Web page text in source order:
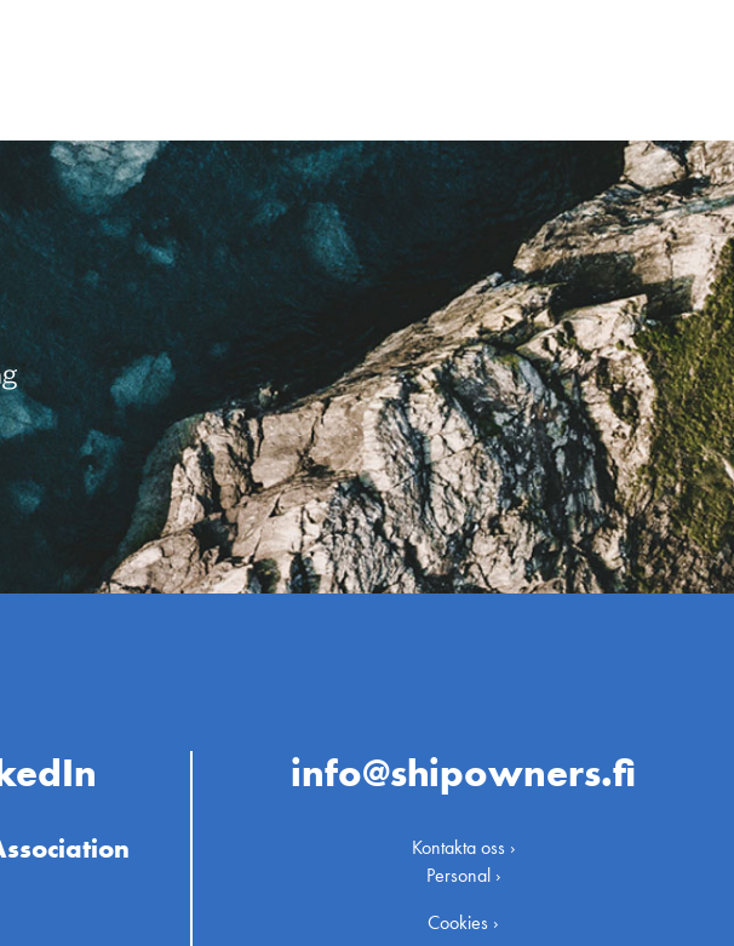
info@shipowners.fi
Kontakta oss ›
Personal ›
Cookies ›